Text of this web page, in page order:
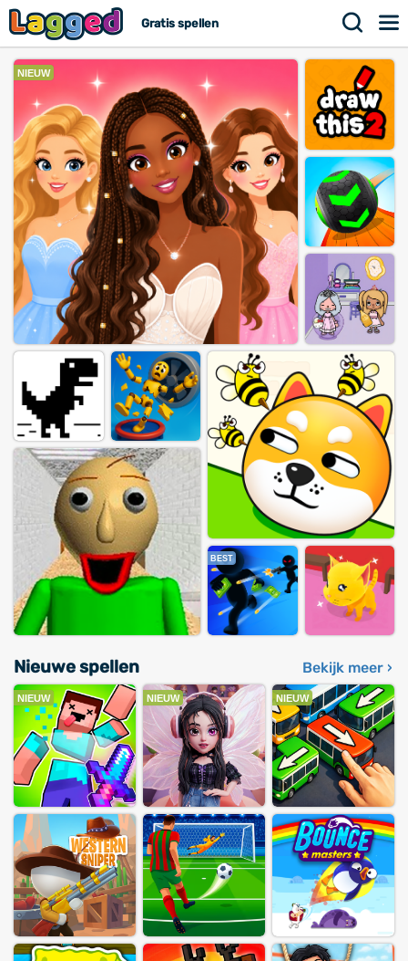
Gratis spellen
NIEUW
BEST
Nieuwe spellen Bekijk meer ›
NIEUW NIEUW NIEUW